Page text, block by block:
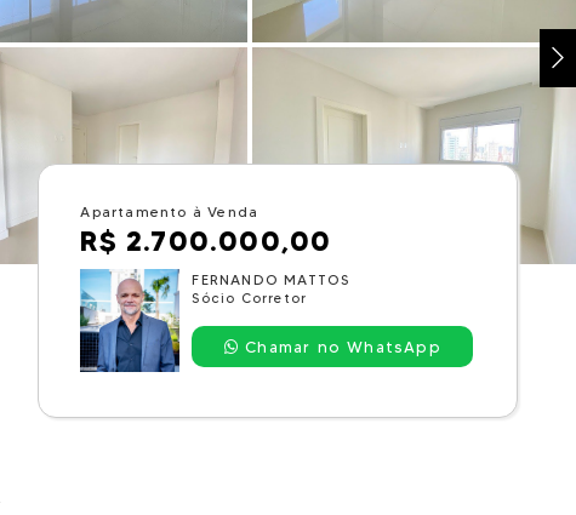
Apartamento à Venda
R$ 2.700.000,00
FERNANDO MATTOS
Sócio Corretor
Chamar no WhatsApp